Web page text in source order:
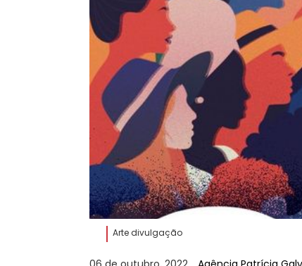
Arte divulgação